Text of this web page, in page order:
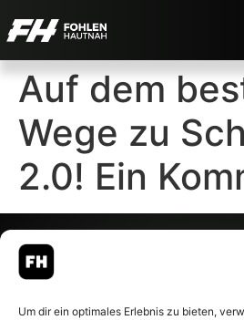
Um dir ein optimales Erlebnis zu bieten,
Auf dem
Wege zu
2.0! Ein
– Alle rechte vorbehalten.